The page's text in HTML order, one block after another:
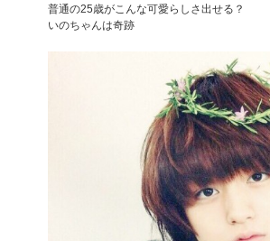
普通の25歳がこんな可愛らしさ出せる？
いのちゃんは奇跡